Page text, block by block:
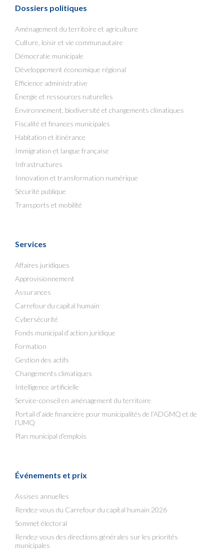
Dossiers politiques
Aménagement du territoire et agriculture
Culture, loisir et vie communautaire
Démocratie municipale
Développement économique régional
Efficience administrative
Énergie et ressources naturelles
Environnement, biodiversité et changements climatiques
Fiscalité et finances municipales
Habitation et itinérance
Immigration et langue française
Infrastructures
Innovation et transformation numérique
Sécurité publique
Transports et mobilité
Services
Affaires juridiques
Approvisionnement
Assurances
Carrefour du capital humain
Cybersécurité
Fonds municipal d’action juridique
Formation
Gestion des actifs
Changements climatiques
Intelligence artificielle
Service-conseil en aménagement du territoire
Portail d’aide financière pour municipalités de l’ADGMQ et de
l’UMQ
Plan municipal d’emplois
Événements et prix
Assises annuelles
Rendez-vous du Carrefour du capital humain 2026
Sommet électoral
Rendez-vous des directions générales sur les priorités
municipales